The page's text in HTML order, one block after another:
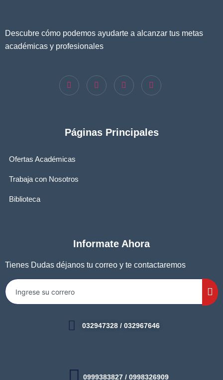
Descubre cómo podemos ayudarte a alcanzar tus metas
académicas y profesionales
Páginas Principales
Ofertas Académicas
Trabaja con Nosotros
Biblioteca
Informate Ahora
Tienes Dudas déjanos tu correo y te contactaremos
032947328 / 032967646
0999383827 / 0998326909